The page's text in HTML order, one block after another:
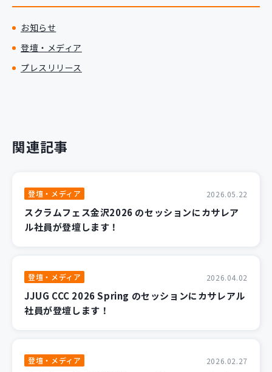
お知らせ
登壇・メディア
プレスリリース
関連記事
登壇・メディア 2026.05.22
スクラムフェス金沢2026 のセッションにカサレア
ル社員が登壇します！
登壇・メディア 2026.04.02
JJUG CCC 2026 Spring のセッションにカサレアル
社員が登壇します！
登壇・メディア 2026.02.27